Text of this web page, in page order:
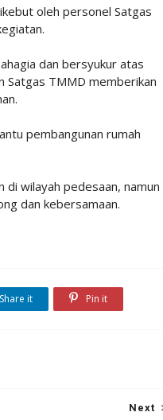
oleh personel Satgas
dan bersyukur atas
Satgas TMMD memberikan
pembangunan rumah
wilayah pedesaan, namun
dan kebersamaan.
Share it Pin it
Next